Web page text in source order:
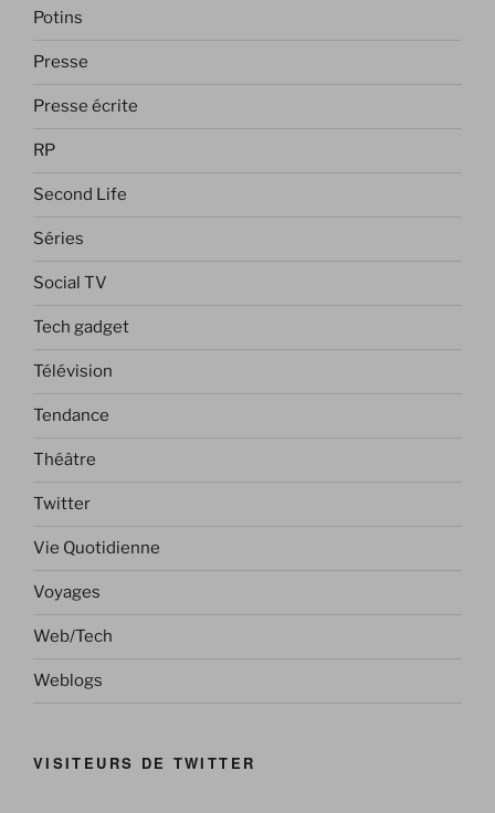
Potins
Presse
Presse écrite
RP
Second Life
Séries
Social TV
Tech gadget
Télévision
Tendance
Théâtre
Twitter
Vie Quotidienne
Voyages
Web/Tech
Weblogs
VISITEURS DE TWITTER